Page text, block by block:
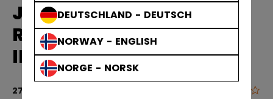
DEUTSCHLAND - DEUTSCH
NORWAY - ENGLISH
NORGE - NORSK
JETSPEED FT870R
RULLALUISTIMET
INTERMEDIATE
279,00 € 3,4 out of 5